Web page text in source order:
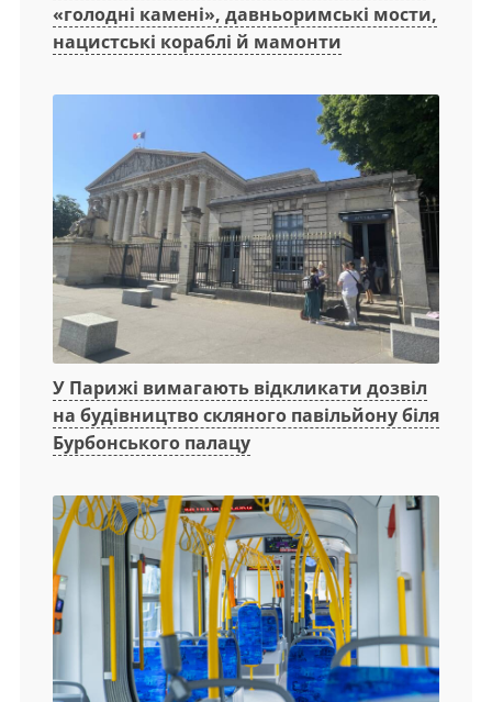
«голодні камені», давньоримські мости,
нацистські кораблі й мамонти
У Парижі вимагають відкликати дозвіл
на будівництво скляного павільйону біля
Бурбонського палацу